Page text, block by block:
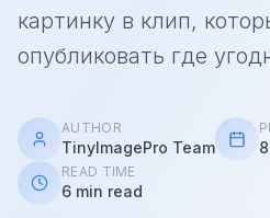
картинку в клип,
опубликовать где
AUTHOR
TinyImagePro Team
READ TIME
6 min read